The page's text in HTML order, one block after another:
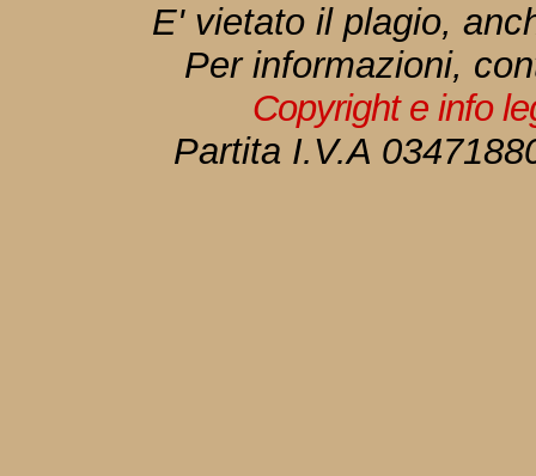
E' vietato il plagio,
Per informazioni,
Copyright e info
Partita I.V.A